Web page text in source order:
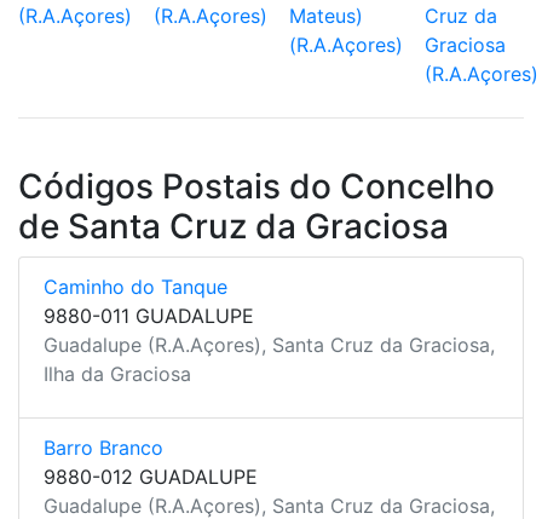
(R.A.Açores)
(R.A.Açores)
Mateus)
(R.A.Açores)
Cruz da
Graciosa
(R.A.Açores)
Códigos Postais do Concelho
de Santa Cruz da Graciosa
Caminho do Tanque
9880-011 GUADALUPE
Guadalupe (R.A.Açores), Santa Cruz da Graciosa,
Ilha da Graciosa
Barro Branco
9880-012 GUADALUPE
Guadalupe (R.A.Açores), Santa Cruz da Graciosa,